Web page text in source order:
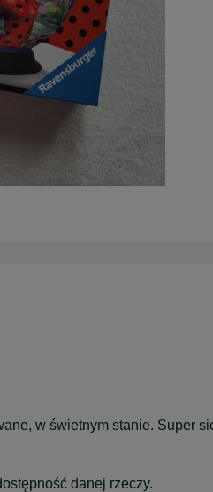
w świetnym stanie. Super
danej rzeczy.